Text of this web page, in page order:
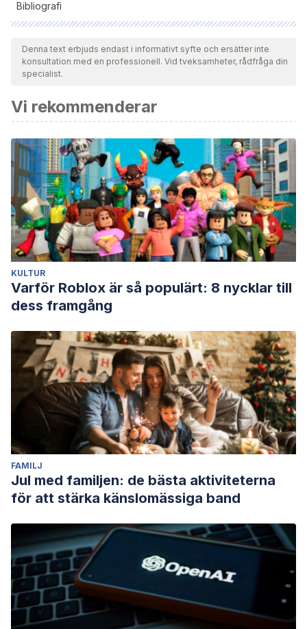
Bibliografi
Samtliga citerade källor har granskats noggrant av vårt team
för att säkerställa deras kvalitet, tillförlitlighet, aktualitet och
giltighet. Bibliografin för denna artikel ansågs vara tillförlitlig
Malkin, C. (2015).Repensando el narcisismo: el mal-y
sorprendente bien-sobre el sentimiento especial. Harper
Collins Editores.
Denna text erbjuds endast i informativt syfte och ersätter inte
konsultation med en professionell. Vid tveksamheter, rådfråga din
specialist.
Vi rekommenderar
KULTUR
Varför Roblox är så populärt: 8 nycklar till
dess framgång
FAMILJ
Jul med familjen: de bästa aktiviteterna
för att stärka känslomässiga band